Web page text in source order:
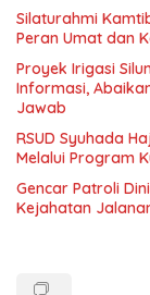
Silaturahmi
Peran Umat dan
Proyek Irigasi
Informasi,
Jawab
RSUD Syuhada
Melalui Program
Gencar Patroli
Kejahatan